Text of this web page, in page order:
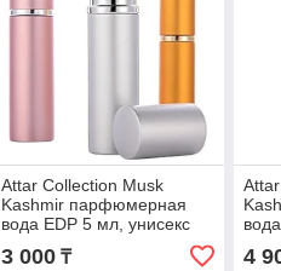
Attar Collection Musk
Kashmir парфюмерная
вода EDP 5 мл, унисекс
3 000₸ 4